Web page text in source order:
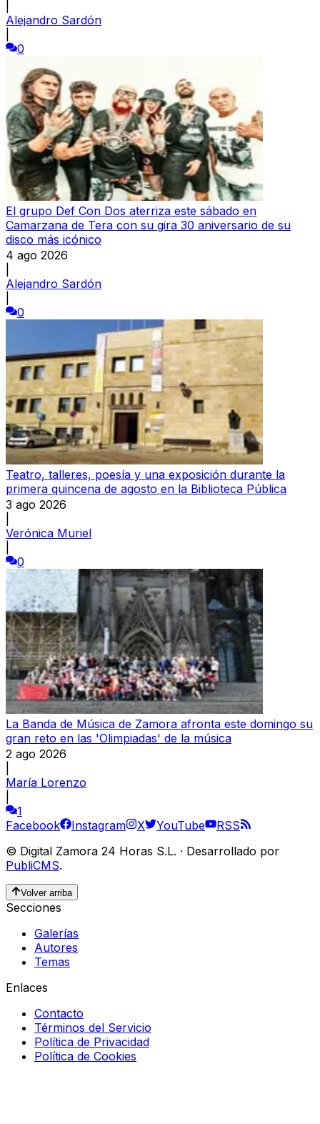
Alejandro Sardón
0
El grupo Def Con Dos aterriza este sábado en
Camarzana de Tera con su gira 30 aniversario de su
disco más icónico
4 ago 2026
Alejandro Sardón
0
Teatro, talleres, poesía y una exposición durante la
primera quincena de agosto en la Biblioteca Pública
3 ago 2026
Verónica Muriel
0
La Banda de Música de Zamora afronta este domingo su
gran reto en las 'Olimpiadas' de la música
2 ago 2026
María Lorenzo
1
Facebook
Instagram X YouTube
RSS
© Digital Zamora 24 Horas S.L. · Desarrollado por
PubliCMS.
Volver arriba
Secciones
Galerías
Autores
Temas
Enlaces
Contacto
Términos del Servicio
Política de Privacidad
Política de Cookies